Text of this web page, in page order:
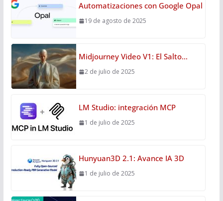
Automatizaciones con Google Opal
19 de agosto de 2025
Midjourney Video V1: El Salto…
2 de julio de 2025
LM Studio: integración MCP
1 de julio de 2025
Hunyuan3D 2.1: Avance IA 3D
1 de julio de 2025